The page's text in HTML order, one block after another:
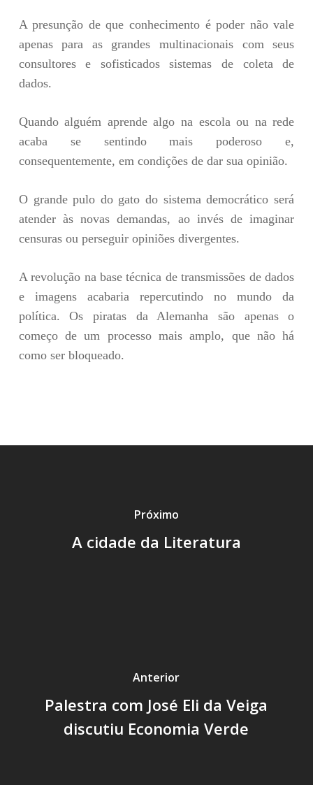
A presunção de que conhecimento é poder não vale
apenas para as grandes multinacionais com seus
consultores e sofisticados sistemas de coleta de
dados.
Quando alguém aprende algo na escola ou na rede
acaba se sentindo mais poderoso e,
consequentemente, em condições de dar sua opinião.
O grande pulo do gato do sistema democrático será
atender às novas demandas, ao invés de imaginar
censuras ou perseguir opiniões divergentes.
A revolução na base técnica de transmissões de dados
e imagens acabaria repercutindo no mundo da
política. Os piratas da Alemanha são apenas o
começo de um processo mais amplo, que não há
como ser bloqueado.
Próximo
A cidade da Literatura
Anterior
Palestra com José Eli da Veiga
discutiu Economia Verde